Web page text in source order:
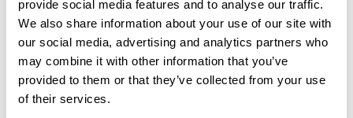
provide social media features and to analyse our traffic.
We also share information about your use of our site with
our social media, advertising and analytics partners who
may combine it with other information that you’ve
provided to them or that they’ve collected from your use
of their services.